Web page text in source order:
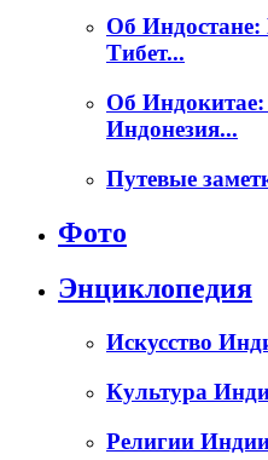
Об Индостане:
Тибет...
Об
Индонезия...
Путевые
Фото
Энциклопедия
Искусство
Культура
Религии